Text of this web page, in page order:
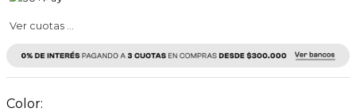
Ver cuotas ...